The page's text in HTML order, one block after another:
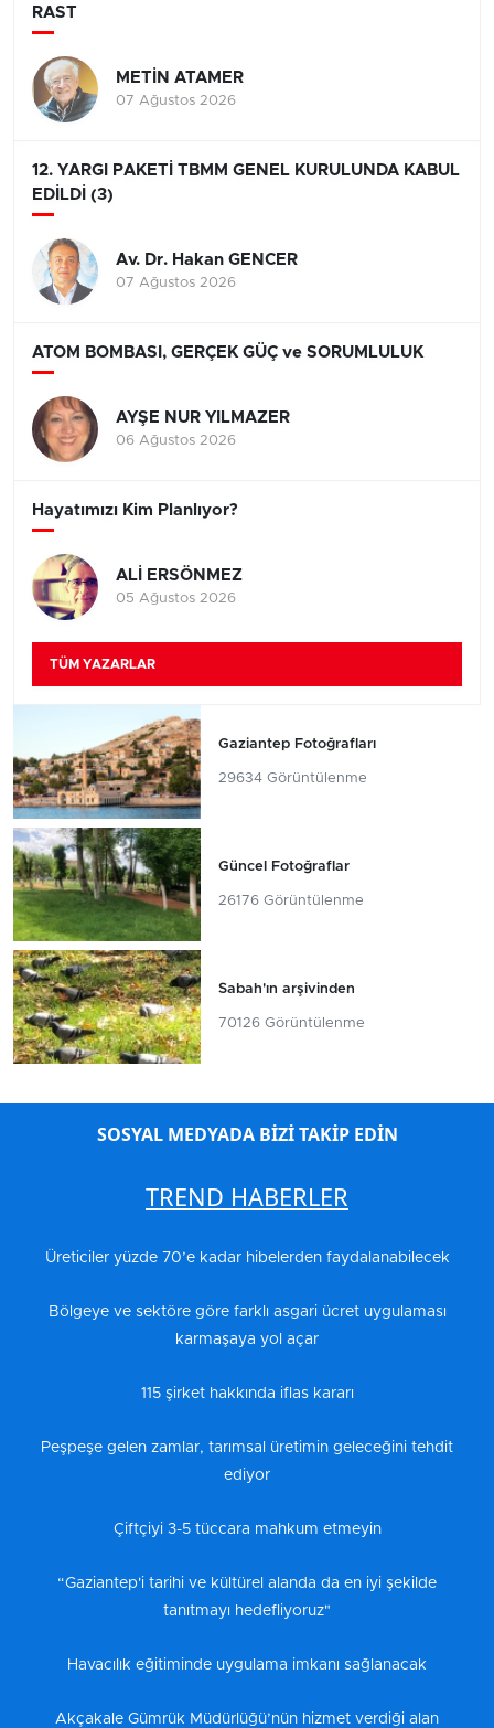
RAST
METİN ATAMER
07 Ağustos 2026
12. YARGI PAKETİ TBMM GENEL KURULUNDA KABUL
EDİLDİ (3)
Av. Dr. Hakan GENCER
07 Ağustos 2026
ATOM BOMBASI, GERÇEK GÜÇ ve SORUMLULUK
AYŞE NUR YILMAZER
06 Ağustos 2026
Hayatımızı Kim Planlıyor?
ALİ ERSÖNMEZ
05 Ağustos 2026
TÜM YAZARLAR
Gaziantep Fotoğrafları
29634 Görüntülenme
Güncel Fotoğraflar
26176 Görüntülenme
Sabah'ın arşivinden
70126 Görüntülenme
SOSYAL MEDYADA BİZİ TAKİP EDİN
TREND HABERLER
Üreticiler yüzde 70’e kadar hibelerden faydalanabilecek
Bölgeye ve sektöre göre farklı asgari ücret uygulaması
karmaşaya yol açar
115 şirket hakkında iflas kararı
Peşpeşe gelen zamlar, tarımsal üretimin geleceğini tehdit
ediyor
Çiftçiyi 3-5 tüccara mahkum etmeyin
“Gaziantep'i tarihi ve kültürel alanda da en iyi şekilde
tanıtmayı hedefliyoruz"
Havacılık eğitiminde uygulama imkanı sağlanacak
Akçakale Gümrük Müdürlüğü’nün hizmet verdiği alan